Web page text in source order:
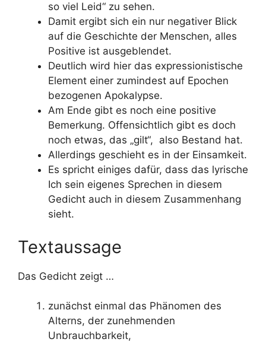
so viel Leid“ zu sehen.
Damit ergibt sich ein nur negativer Blick
auf die Geschichte der Menschen, alles
Positive ist ausgeblendet.
Deutlich wird hier das expressionistische
Element einer zumindest auf Epochen
bezogenen Apokalypse.
Am Ende gibt es noch eine positive
Bemerkung. Offensichtlich gibt es doch
noch etwas, das „gilt“, also Bestand hat.
Allerdings geschieht es in der Einsamkeit.
Es spricht einiges dafür, dass das lyrische
Ich sein eigenes Sprechen in diesem
Gedicht auch in diesem Zusammenhang
sieht.
Textaussage
Das Gedicht zeigt …
zunächst einmal das Phänomen des
Alterns, der zunehmenden
Unbrauchbarkeit,